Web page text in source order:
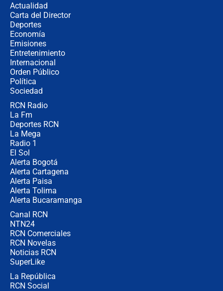
Actualidad
Carta del Director
Deportes
Economía
Emisiones
Entretenimiento
Internacional
Orden Público
Política
Sociedad
RCN Radio
La Fm
Deportes RCN
La Mega
Radio 1
El Sol
Alerta Bogotá
Alerta Cartagena
Alerta Paisa
Alerta Tolima
Alerta Bucaramanga
Canal RCN
NTN24
RCN Comerciales
RCN Novelas
Noticias RCN
SuperLike
La República
RCN Social